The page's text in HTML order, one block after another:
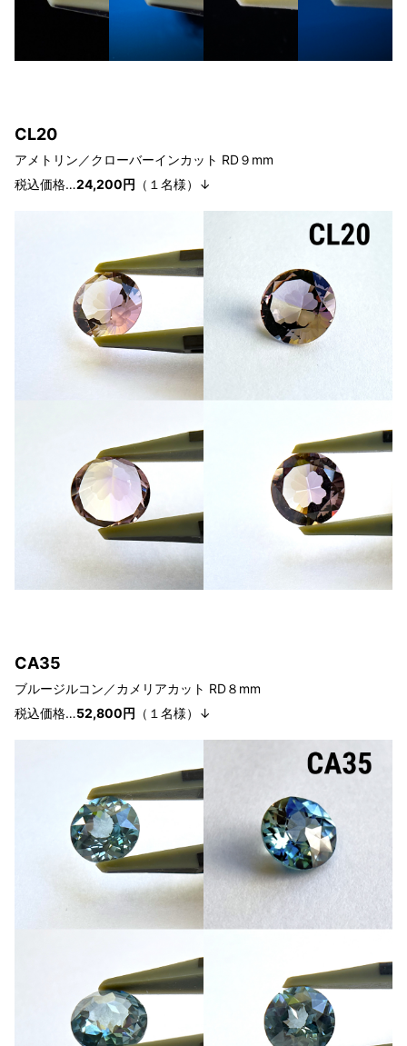
CL20
アメトリン／クローバーインカット RD９ mm
税込価格…24,200円 （１ 名様）↓
CA35
ブルージルコン／カメリアカット RD８ mm
税込価格…52,800円 （１ 名様）↓